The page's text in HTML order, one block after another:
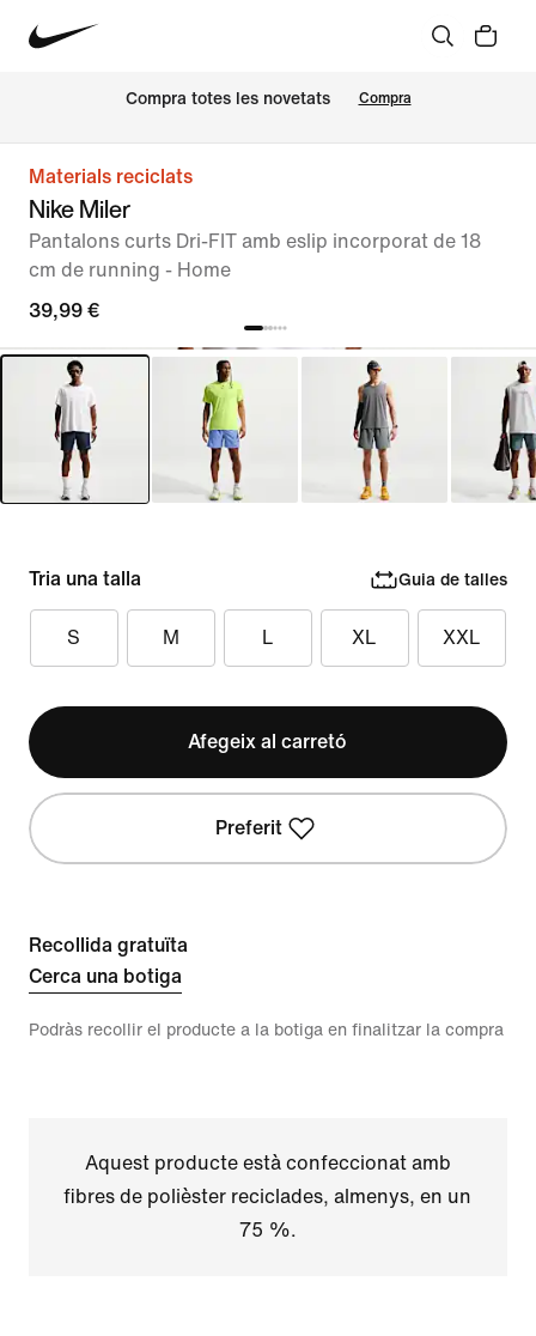
Compra totes les novetats Compra
Materials reciclats
Nike Miler
Pantalons curts Dri-FIT amb eslip incorporat de 18
cm de running - Home
39,99 €
Tria una talla Guia de talles
S M L XL XXL
Afegeix al carretó
Preferit
Recollida gratuïta
Cerca una botiga
Podràs recollir el producte a la botiga en finalitzar la compra
Aquest producte està confeccionat amb
fibres de polièster reciclades, almenys, en un
75 %.